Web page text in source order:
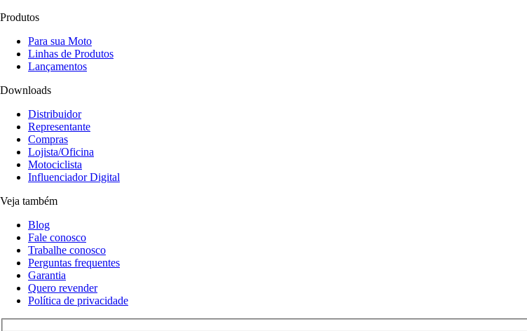
Produtos
Para sua Moto
Linhas de Produtos
Lançamentos
Downloads
Distribuidor
Representante
Compras
Lojista/Oficina
Motociclista
Influenciador Digital
Veja também
Blog
Fale conosco
Trabalhe conosco
Perguntas frequentes
Garantia
Quero revender
Política de privacidade